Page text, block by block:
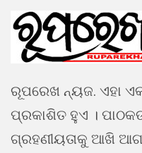
ରୂପରେଖ ନ୍ୟଜ. ଏହା
ପ୍ରକାଶିତ ହୁଏ ।
ଗ୍ରହଣୀୟତାକୁ ଆଖି